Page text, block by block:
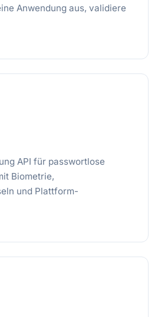
Anwendung aus, validiere
API für passwortlose
Biometrie,
und Plattform-